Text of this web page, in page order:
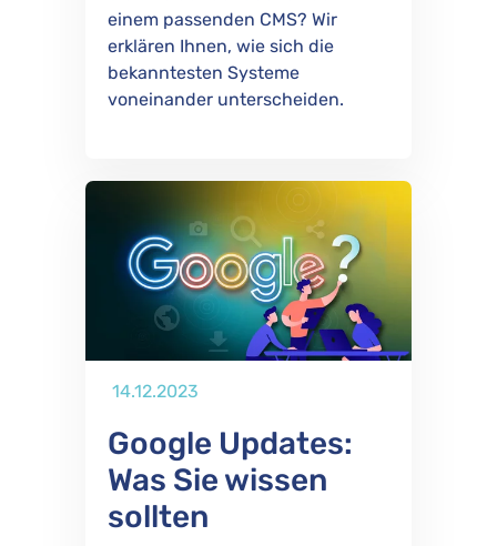
einem passenden CMS? Wir
erklären Ihnen, wie sich die
bekanntesten Systeme
voneinander unterscheiden.
Publiziert
14.12.2023
Google Updates:
Was Sie wissen
sollten